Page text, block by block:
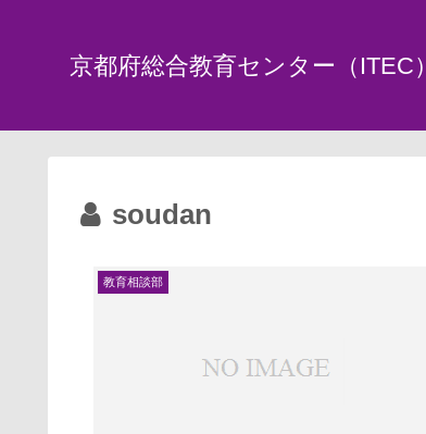
京都府総合教育センター（ITEC）
soudan
教育相談部